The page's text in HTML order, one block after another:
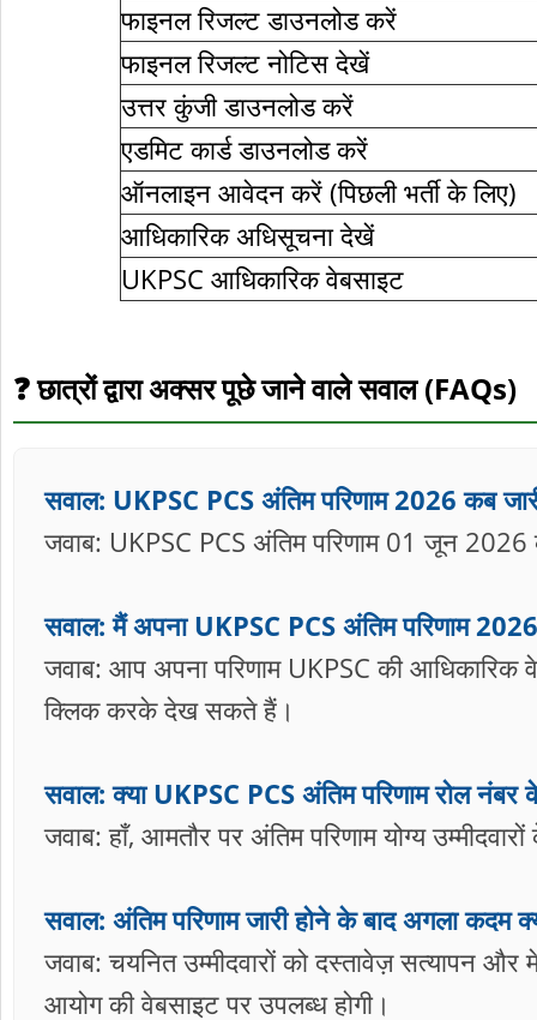
फाइनल रिजल्ट डाउनलोड करें
फाइनल रिजल्ट नोटिस देखें
उत्तर कुंजी डाउनलोड करें
एडमिट कार्ड डाउनलोड करें
ऑनलाइन आवेदन करें (पिछली भर्ती के लिए)
आधिकारिक अधिसूचना देखें
UKPSC आधिकारिक वेबसाइट
❓ छात्रों द्वारा अक्सर पूछे जाने वाले सवाल (FAQs)
सवाल: UKPSC PCS अंतिम परिणाम 2026 कब
जवाब: UKPSC PCS अंतिम परिणाम 01 जून 2026
सवाल: मैं अपना UKPSC PCS अंतिम परिणाम
जवाब: आप अपना परिणाम UKPSC की आधिकारिक
क्लिक करके देख सकते हैं।
सवाल: क्या UKPSC PCS अंतिम परिणाम रोल नंबर
जवाब: हाँ, आमतौर पर अंतिम परिणाम योग्य
सवाल: अंतिम परिणाम जारी होने के बाद अगला कदम
जवाब: चयनित उम्मीदवारों को दस्तावेज़ सत्यापन और
आयोग की वेबसाइट पर उपलब्ध होगी।